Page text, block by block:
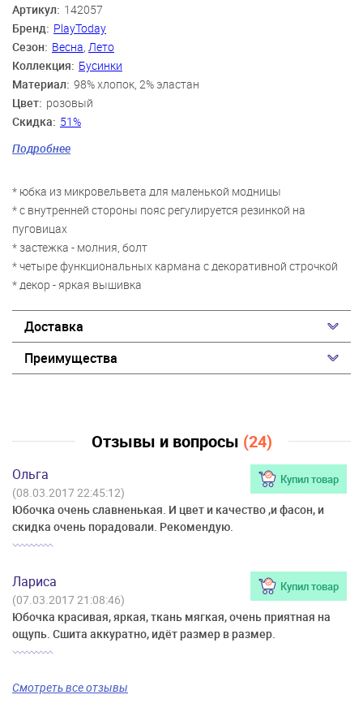
Артикул: 142057
Бренд: PlayToday
Сезон: Весна Лето
Коллекция: Бусинки
Материал: 98% хлопок, 2% эластан
Цвет: розовый
Скидка: 51%
Возраст: 3 года, 4 года, 5 лет, 6 лет, 7 лет, 8 лет
Подробнее
* юбка из микровельвета для маленькой модницы
* с внутренней стороны пояс регулируется резинкой на
пуговицах
* застежка - молния, болт
* четыре функциональных кармана с декоративной строчкой
* декор - яркая вышивка
Доставка
Преимущества
Отзывы и вопросы (24)
Ольга Купил товар
(08.03.2017 22:45:12)
Юбочка очень славненькая. И цвет и качество ,и фасон, и
скидка очень порадовали. Рекомендую.
Лариса Купил товар
(07.03.2017 21:08:46)
Юбочка красивая, яркая, ткань мягкая, очень приятная на
ощупь. Сшита аккуратно, идёт размер в размер.
Смотреть все отзывы